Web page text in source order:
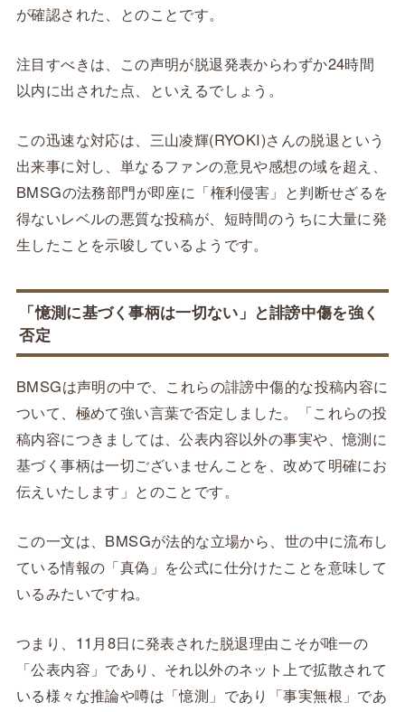
が確認された、とのことです。
注目すべきは、この声明が脱退発表からわずか24時間
以内に出された点、といえるでしょう。
この迅速な対応は、三山凌輝(RYOKI)さんの脱退という
出来事に対し、単なるファンの意見や感想の域を超え、
BMSGの法務部門が即座に「権利侵害」と判断せざるを
得ないレベルの悪質な投稿が、短時間のうちに大量に発
生したことを示唆しているようです。
「憶測に基づく事柄は一切ない」と誹謗中傷を強く
否定
BMSGは声明の中で、これらの誹謗中傷的な投稿内容に
ついて、極めて強い言葉で否定しました。「これらの投
稿内容につきましては、公表内容以外の事実や、憶測に
基づく事柄は一切ございませんことを、改めて明確にお
伝えいたします」とのことです。
この一文は、BMSGが法的な立場から、世の中に流布し
ている情報の「真偽」を公式に仕分けたことを意味して
いるみたいですね。
つまり、11月8日に発表された脱退理由こそが唯一の
「公表内容」であり、それ以外のネット上で拡散されて
いる様々な推論や噂は「憶測」であり「事実無根」であ